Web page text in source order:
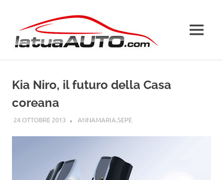
contenuto
MENU
Kia Niro, il futuro della Casa
coreana
24 OTTOBRE 2013 ANNAMARIA.SEPECONCEPT CAR